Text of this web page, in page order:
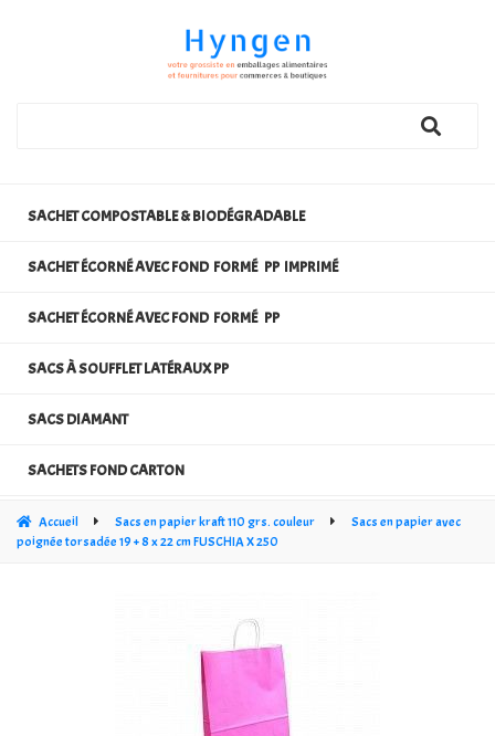
SACHET COMPOSTABLE & BIODÉGRADABLE
SACHET ÉCORNÉ AVEC FOND FORMÉ PP IMPRIMÉ
SACHET ÉCORNÉ AVEC FOND FORMÉ PP
SACS À SOUFFLET LATÉRAUX PP
SACS DIAMANT
SACHETS FOND CARTON
CÔNE CRISTAL TRANSPARENT
SACS PP À FOND CROISÉ OPP 30 MY
SACS À FOND CARRÉ ÉPAIS 60MY
SACHETS STAND UP DOYPACKS
Accueil Sacs en papier kraft 110 grs. couleur
Sacs en papier avec
poignée torsadée 19 + 8 x 22 cm FUSCHIA X 250